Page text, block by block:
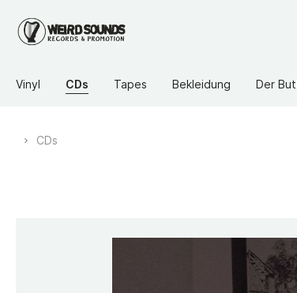
Vinyl CDs Tapes Bekleidung Der
CDs